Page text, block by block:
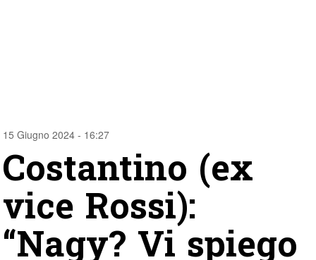
15 Giugno 2024 - 16:27
Costantino (ex
vice Rossi):
“Nagy? Vi spiego